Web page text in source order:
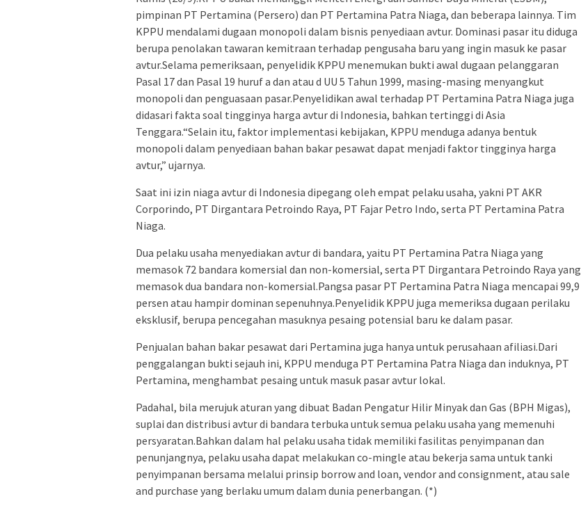
pimpinan PT Pertamina (Persero) dan PT Pertamina Patra Niaga, dan beberapa lainnya. Tim
KPPU mendalami dugaan monopoli dalam bisnis penyediaan avtur. Dominasi pasar itu diduga
berupa penolakan tawaran kemitraan terhadap pengusaha baru yang ingin masuk ke pasar
avtur.Selama pemeriksaan, penyelidik KPPU menemukan bukti awal dugaan pelanggaran
Pasal 17 dan Pasal 19 huruf a dan atau d UU 5 Tahun 1999, masing-masing menyangkut
monopoli dan penguasaan pasar.Penyelidikan awal terhadap PT Pertamina Patra Niaga juga
didasari fakta soal tingginya harga avtur di Indonesia, bahkan tertinggi di Asia
Tenggara.“Selain itu, faktor implementasi kebijakan, KPPU menduga adanya bentuk
monopoli dalam penyediaan bahan bakar pesawat dapat menjadi faktor tingginya harga
avtur,” ujarnya.
Saat ini izin niaga avtur di Indonesia dipegang oleh empat pelaku usaha, yakni PT AKR
Corporindo, PT Dirgantara Petroindo Raya, PT Fajar Petro Indo, serta PT Pertamina Patra
Niaga.
Dua pelaku usaha menyediakan avtur di bandara, yaitu PT Pertamina Patra Niaga yang
memasok 72 bandara komersial dan non-komersial, serta PT Dirgantara Petroindo Raya yang
memasok dua bandara non-komersial.Pangsa pasar PT Pertamina Patra Niaga mencapai 99,9
persen atau hampir dominan sepenuhnya.Penyelidik KPPU juga memeriksa dugaan perilaku
eksklusif, berupa pencegahan masuknya pesaing potensial baru ke dalam pasar.
Penjualan bahan bakar pesawat dari Pertamina juga hanya untuk perusahaan afiliasi.Dari
penggalangan bukti sejauh ini, KPPU menduga PT Pertamina Patra Niaga dan induknya, PT
Pertamina, menghambat pesaing untuk masuk pasar avtur lokal.
Padahal, bila merujuk aturan yang dibuat Badan Pengatur Hilir Minyak dan Gas (BPH Migas),
suplai dan distribusi avtur di bandara terbuka untuk semua pelaku usaha yang memenuhi
persyaratan.Bahkan dalam hal pelaku usaha tidak memiliki fasilitas penyimpanan dan
penunjangnya, pelaku usaha dapat melakukan co-mingle atau bekerja sama untuk tanki
penyimpanan bersama melalui prinsip borrow and loan, vendor and consignment, atau sale
and purchase yang berlaku umum dalam dunia penerbangan. (*)